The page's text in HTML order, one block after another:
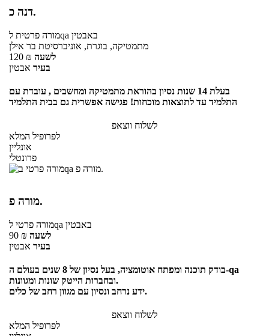
דנה כ.
מורה פרטיתלqa באבטין
מתמטיקה, בוגרת, אוניברסיטת בר אילן
120 ₪ לשעה
בעיר אבטין
בעלת 14 שנות נסיון בהוראת מתמטיקה ומחשבים , עובדת עם
התלמיד עד לתוצאות מוכחות! פגישה אפשרית גם בבית התלמיד
לשלוח ווצאפ
לפרופיל המלא
אונליין
פרונטלי
מורה פ.
מורה פרטילqa באבטין
90 ₪ לשעה
בעיר אבטין
בודק תוכנה ומפתח אוטומציה, בעל נסיון של 8 שנים בעולם ה-qa
ובחברות הייטק שונות ומגוונות.
ידע נרחב ונסיון עם מגוון רחב של כלים.
לשלוח ווצאפ
לפרופיל המלא